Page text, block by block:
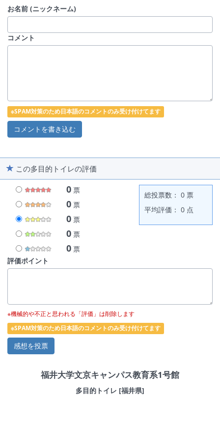
お名前 (ニックネーム)
コメント
※SPAM対策のため日本語のコメントのみ受け付けてます
この多目的トイレの評価
0 票
0 票
0 票
0 票
0 票
総投票数： 0 票
平均評価： 0 点
評価ポイント
※機械的や不正と思われる「評価」は削除します
※SPAM対策のため日本語のコメントのみ受け付けてます
福井大学文京キャンパス教育系1号館
多目的トイレ [福井県]